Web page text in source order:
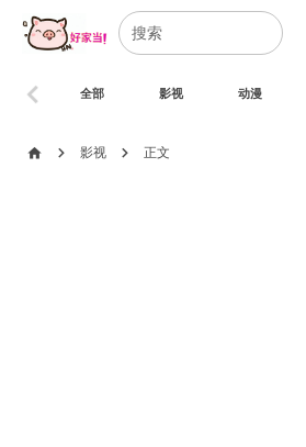
全部 影视 动漫
chevron_left
home chevron_right 影视 chevron_right 正文